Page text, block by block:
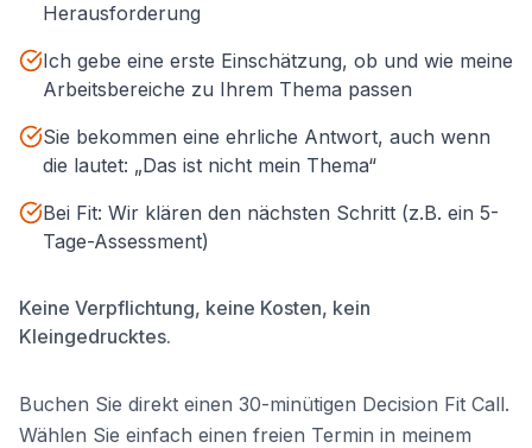
Herausforderung
Ich gebe eine erste Einschätzung, ob und wie meine
Arbeitsbereiche zu Ihrem Thema passen
Sie bekommen eine ehrliche Antwort, auch wenn
die lautet: „Das ist nicht mein Thema“
Bei Fit: Wir klären den nächsten Schritt (z.B. ein 5-
Tage-Assessment)
Keine Verpflichtung, keine Kosten, kein
Kleingedrucktes.
Buchen Sie direkt einen 30-minütigen Decision Fit Call.
Wählen Sie einfach einen freien Termin in meinem